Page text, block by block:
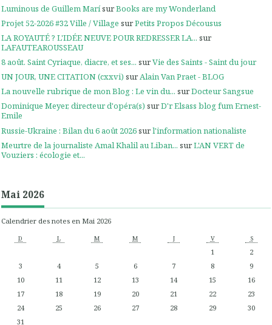
Luminous de Guillem MarísurBooks are my Wonderland
Projet 52-2026 #32 Ville / Village surPetits Propos Décousus
LA ROYAUTÉ ? L'IDÉE NEUVE POUR REDRESSER LA... sur
LAFAUTEAROUSSEAU
8 août. Saint Cyriaque, diacre, et ses... surVie des Saints - Saint du jour
UN JOUR, UNE CITATION (cxxvi) surAlain Van Praet - BLOG
La nouvelle rubrique de mon Blog : Le vin du... surDocteur Sangsue
Dominique Meyer, directeur d'opéra(s) surD'r Elsass blog fum Ernest-
Emile
Russie-Ukraine : Bilan du 6 août 2026surl'information nationaliste
Meurtre de la journaliste Amal Khalil au Liban... surL'AN VERT de
Vouziers : écologie et...
Mai 2026
Calendrier des notes en Mai 2026
D L M M J V S
1
2
3
4 5 6 7 8
9
10
11 12 13 14 15
16
17
18 19 20 21 22
23
24
25 26 27 28 29
30
31